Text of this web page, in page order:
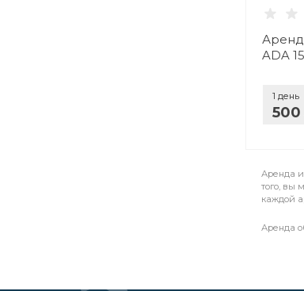
ADA
1 день
Аренда
того, вы
каждой
Аренда